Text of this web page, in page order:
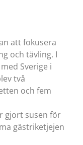
att fokusera
och tävling. I
Sverige i
två
och fem
gjort susen för
gästriketjejen